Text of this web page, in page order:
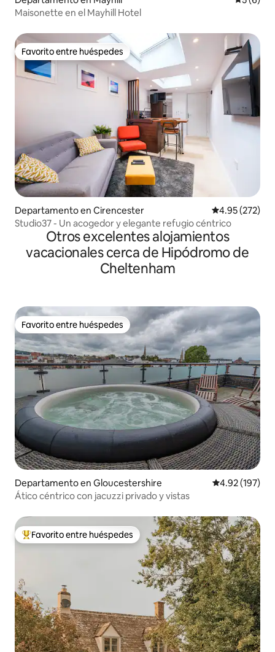
Maisonette en el Mayhill Hotel
Favorito entre huéspedes
Favorito entre huéspedes
Departamento en Cirencester Calificación
4.95 (272)
Studio37 - Un acogedor y elegante refugio céntrico
Otros excelentes alojamientos
vacacionales cerca de Hipódromo de
Cheltenham
Favorito entre huéspedes
Favorito entre huéspedes
Departamento en Gloucestershire Calificación
4.92 (197)
Ático céntrico con jacuzzi privado y vistas
De los mejores en Favorito entre huéspedes
Favorito entre huéspedes